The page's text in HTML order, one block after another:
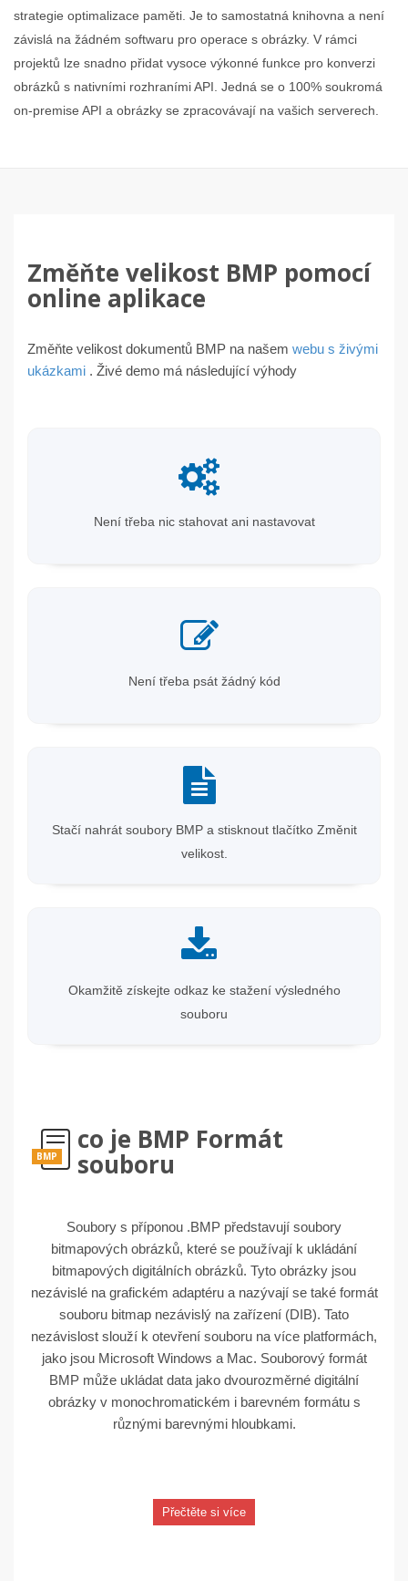
strategie optimalizace paměti. Je to samostatná knihovna a není
závislá na žádném softwaru pro operace s obrázky. V rámci
projektů lze snadno přidat vysoce výkonné funkce pro konverzi
obrázků s nativními rozhraními API. Jedná se o 100% soukromá
on-premise API a obrázky se zpracovávají na vašich serverech.
Změňte velikost BMP pomocí
online aplikace
Změňte velikost dokumentů BMP na našem webu s živými
ukázkami . Živé demo má následující výhody
Není třeba nic stahovat ani nastavovat
Není třeba psát žádný kód
Stačí nahrát soubory BMP a stisknout tlačítko Změnit
velikost.
Okamžitě získejte odkaz ke stažení výsledného
souboru
BMP
co je BMP Formát
souboru
Soubory s příponou .BMP představují soubory
bitmapových obrázků, které se používají k ukládání
bitmapových digitálních obrázků. Tyto obrázky jsou
nezávislé na grafickém adaptéru a nazývají se také formát
souboru bitmap nezávislý na zařízení (DIB). Tato
nezávislost slouží k otevření souboru na více platformách,
jako jsou Microsoft Windows a Mac. Souborový formát
BMP může ukládat data jako dvourozměrné digitální
obrázky v monochromatickém i barevném formátu s
různými barevnými hloubkami.
Přečtěte si více